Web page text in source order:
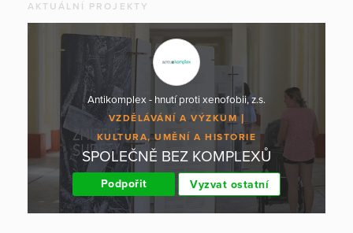
AKTUÁLNÍ PROJEKTY
Antikomplex - hnutí proti xenofobii, z.s.
VZDĚLÁVÁNÍ A VÝZKUM
KULTURA, UMĚNÍ A HISTORIE
SPOLEČNĚ BEZ KOMPLEXŮ
Podpořit Vyzvat ostatní